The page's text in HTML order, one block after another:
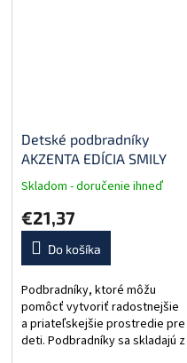
Detské podbradníky
AKZENTA EDÍCIA SMILY
Skladom - doručenie ihneď
€21,37
Do košíka
Podbradníky, ktoré môžu
pomôcť vytvoriť radostnejšie
a priateľskejšie prostredie pre
deti. Podbradníky sa skladajú z